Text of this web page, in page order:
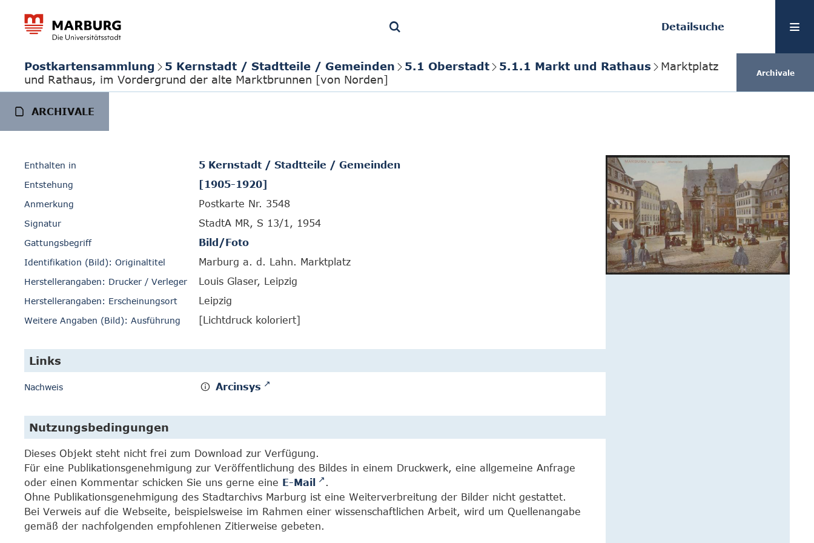
Detailsuche
Postkartensammlung 5 Kernstadt / Stadtteile / Gemeinden 5.1 Oberstadt 5.1.1 Markt und Rathaus
Marktplatz
und Rathaus, im Vordergrund der alte Marktbrunnen [von Norden]
Archivale
ARCHIVALE
Enthalten in 5 Kernstadt / Stadtteile / Gemeinden
Entstehung [1905-1920]
Anmerkung Postkarte Nr. 3548
Signatur StadtA MR, S 13/1, 1954
Gattungsbegriff Bild/Foto
Identifikation (Bild): Originaltitel Marburg a. d. Lahn. Marktplatz
Herstellerangaben: Drucker / Verleger Louis Glaser, Leipzig
Herstellerangaben: Erscheinungsort Leipzig
Weitere Angaben (Bild): Ausführung [Lichtdruck koloriert]
Links
Nachweis Arcinsys
Nutzungsbedingungen
Dieses Objekt steht nicht frei zum Download zur Verfügung.
Für eine Publikationsgenehmigung zur Veröffentlichung des Bildes in einem Druckwerk, eine allgemeine Anfrage
oder einen Kommentar schicken Sie uns gerne eine E-Mail
.
Ohne Publikationsgenehmigung des Stadtarchivs Marburg ist eine Weiterverbreitung der Bilder nicht gestattet.
Bei Verweis auf die Webseite, beispielsweise im Rahmen einer wissenschaftlichen Arbeit, wird um Quellenangabe
gemäß der nachfolgenden empfohlenen Zitierweise gebeten.